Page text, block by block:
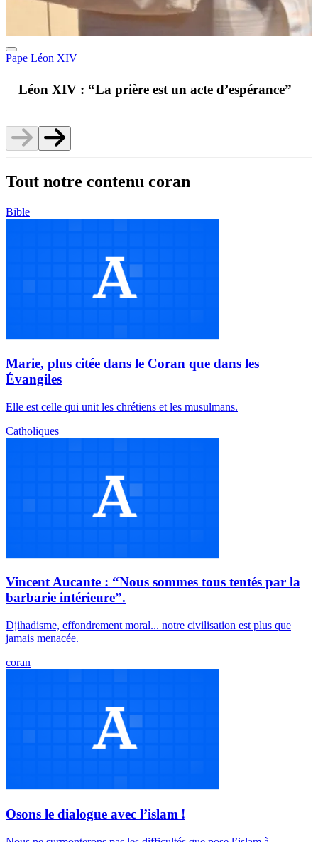
Pape Léon XIV
Léon XIV : “La prière est un acte d’espérance”
Tout notre contenu coran
Bible
Marie, plus citée dans le Coran que dans les
Évangiles
Elle est celle qui unit les chrétiens et les musulmans.
Catholiques
Vincent Aucante : “Nous sommes tous tentés par la
barbarie intérieure”.
Djihadisme, effondrement moral... notre civilisation est plus que
jamais menacée.
coran
Osons le dialogue avec l’islam !